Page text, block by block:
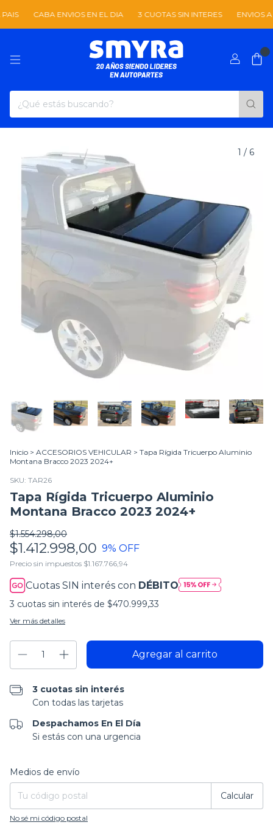
CABA ENVIOS EN EL DIA 3 CUOTAS SIN INTERES ENVIOS A TODO
1 / 6
Inicio > ACCESORIOS VEHICULAR > Tapa Rígida Tricuerpo Aluminio
Montana Bracco 2023 2024+
SKU: TAR26
Tapa Rígida Tricuerpo Aluminio
Montana Bracco 2023 2024+
$1.554.298,00
$1.412.998,00 9% OFF
Precio sin impuestos $1.167.766,94
Cuotas SIN interés con DÉBITO
3 cuotas sin interés de $470.999,33
Ver más detalles
3 cuotas sin interés
Con todas las tarjetas
Despachamos En El Día
Si estás con una urgencia
Entregas para el CP:
Medios de envío
Calcular
No sé mi código postal